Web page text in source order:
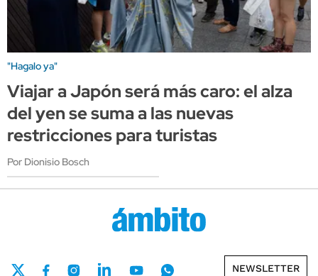
"Hagalo ya"
Viajar a Japón será más caro: el alza
del yen se suma a las nuevas
restricciones para turistas
Por Dionisio Bosch
NEWSLETTER